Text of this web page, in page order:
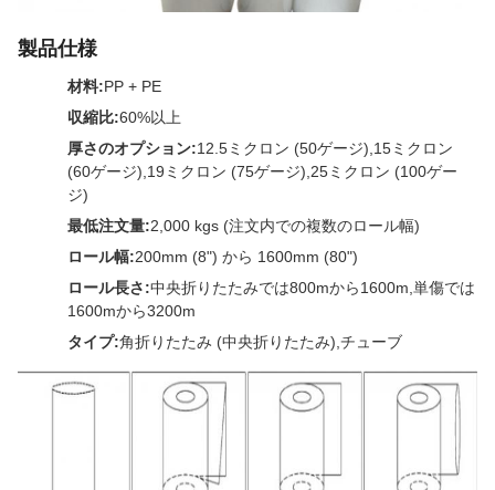
製品仕様
材料:PP + PE
収縮比:60%以上
厚さのオプション:12.5ミクロン (50ゲージ),15ミクロン
(60ゲージ),19ミクロン (75ゲージ),25ミクロン (100ゲー
ジ)
最低注文量:2,000 kgs (注文内での複数のロール幅)
ロール幅:200mm (8") から 1600mm (80")
ロール長さ:中央折りたたみでは800mから1600m,単傷では
1600mから3200m
タイプ:角折りたたみ (中央折りたたみ),チューブ